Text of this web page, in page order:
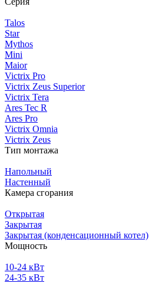
Talos
Star
Mythos
Mini
Maior
Victrix Pro
Victrix Zeus Superior
Victrix Tera
Ares Tec R
Ares Pro
Victrix Omnia
Victrix Zeus
Тип монтажа
Напольный
Настенный
Камера сгорания
Открытая
Закрытая
Закрытая (конденсационный котел)
Мощность
10-24 кВт
24-35 кВт